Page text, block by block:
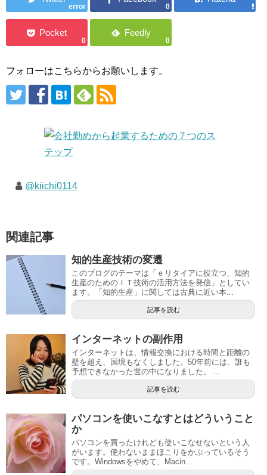
error 0
0 0
フォローはこちらからお願いします。
@kiichi0114
関連記事
知的生産技術の変遷
このブログのテーマは「ｅリタイアに役立つ、知的
生産のためのＩＴ技術の活用方法を発信」としてい
ます。「知的生産」に関しては古典に近い本...
記事を読む
インターネットの副作用
インターネットは、情報交換における時間と距離の
壁を超え、国境もなくしました。50年前には、誰も
予想できなかった世の中になりました。 ...
記事を読む
パソコンを使いこなすとはどういうこと
か
パソコンを買ったけれども使いこなせないという人
がいます。使わないままほこりをかぶっているそう
です。Windowsをやめて、Macin...